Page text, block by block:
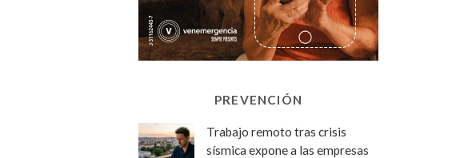
PREVENCIÓN
Trabajo remoto tras crisis
sísmica expone a las empresas